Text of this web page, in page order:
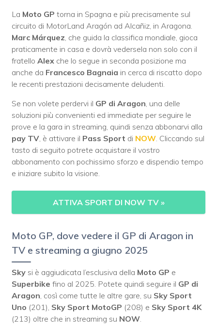
La Moto GP torna in Spagna e più precisamente sul
circuito di MotorLand Aragón ad Alcañiz, in Aragona.
Marc Márquez , che guida la classifica mondiale, gioca
praticamente in casa e dovrà vedersela non solo con il
fratello Alex che lo segue in seconda posizione ma
anche da Francesco Bagnaia in cerca di riscatto dopo
le recenti prestazioni decisamente deludenti.
Se non volete perdervi il GP di Aragon , una delle
soluzioni più convenienti ed immediate per seguire le
prove e la gara in streaming, quindi senza abbonarvi alla
pay TV , è attivare il Pass Sport di NOW . Cliccando sul
tasto di seguito potrete acquistare il vostro
abbonamento con pochissimo sforzo e dispendio tempo
e iniziare subito la visione.
ATTIVA SPORT DI NOW TV »
Moto GP, dove vedere il GP di Aragon in
TV e streaming a giugno 2025
Sky si è aggiudicata l’esclusiva della Moto GP e
Superbike fino al 2025. Potete quindi seguire il GP di
Aragon , così come tutte le altre gare, su Sky Sport
Uno (201), Sky Sport MotoGP (208) e Sky Sport 4K
(213) oltre che in streaming su NOW